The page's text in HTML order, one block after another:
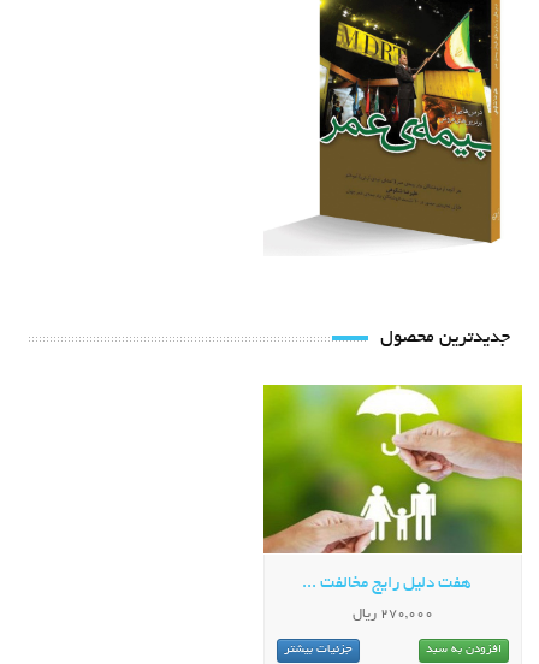
جدیدترین محصول
هفت دلیل رایج مخالفت ...
270,000 ریال
افزودن به سبد جزئیات بیشتر